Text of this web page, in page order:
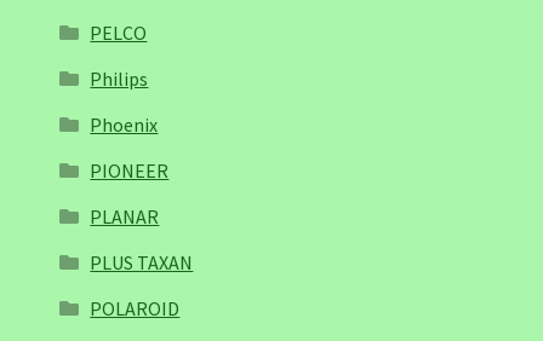
PELCO
Philips
Phoenix
PIONEER
PLANAR
PLUS TAXAN
POLAROID